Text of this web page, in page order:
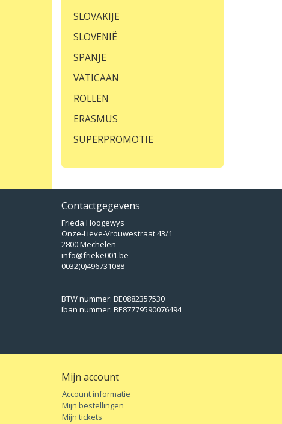
SLOVAKIJE
SLOVENIË
SPANJE
VATICAAN
ROLLEN
ERASMUS
SUPERPROMOTIE
Contactgegevens
Frieda Hoogewys
Onze-Lieve-Vrouwestraat 43/1
2800 Mechelen
info@frieke001.be
0032(0)496731088
BTW nummer: BE0882357530
Iban nummer: BE87779590076494
Mijn account
Account informatie
Mijn bestellingen
Mijn tickets